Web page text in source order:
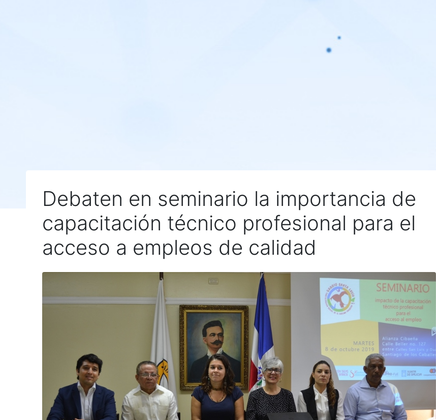
Debaten en seminario la importancia de
capacitación técnico profesional para el
acceso a empleos de calidad